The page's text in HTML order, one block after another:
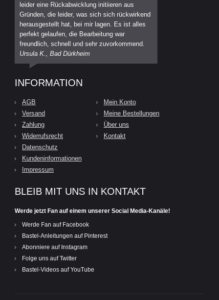
leider eine Rückabwicklung initiieren aus
Gründen, die leider, was sich sich rückwirkend
herausgestellt hat, bei mir lagen. Es ist alles
perfekt gelaufen, die Bearbeitung war
freundlich, schnell und sehr zuvorkommend.
Ursula K., Bad Dürkheim
INFORMATION
AGB
Versand
Zahlung
Widerrufsrecht
Datenschutz
Kundeninformationen
Impressum
Mein Konto
Meine Bestellungen
Über uns
Kontakt
BLEIB MIT UNS IN KONTAKT
Werde jetzt Fan auf einem unserer Social Media-Kanäle!
Werde Fan auf Facebook
Bastel-Anleitungen auf Pinterest
Abonniere auf Instagram
Folge uns auf Twitter
Bastel-Videos auf YouTube